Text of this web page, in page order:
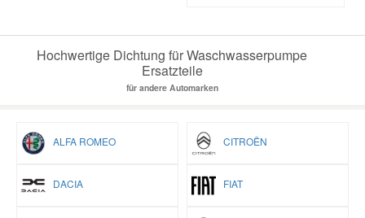
Hochwertige Dichtung für Waschwasserpumpe
Ersatzteile
für andere Automarken
ALFA ROMEO CITROËN
DACIA FIAT